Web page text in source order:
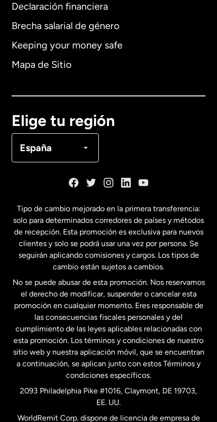
Declaración financiera
Brecha salarial de género
Keeping your money safe
Mapa de Sitio
Elige tu región
España
Alemania
Français
Estados Unidos English
Estados Unidos Español
Francia
Malasia
Nueva Zelanda
Países Bajos
Tipo de cambio mejorado en la primera transferencia:
solo para determinados corredores de países y métodos
de recepción. Esta promoción es exclusiva para nuevos
clientes y solo se podrá usar una vez por persona. Se
seguirán aplicando comisiones y cargos. Los tipos de
cambio están sujetos a cambios.
No se puede abusar de esta promoción. Nos reservamos
el derecho de modificar, suspender o cancelar esta
promoción en cualquier momento. Eres responsable de
las consecuencias fiscales personales y del
cumplimiento de las leyes aplicables relacionadas con
esta promoción. Los términos y condiciones de nuestro
sitio web y nuestra aplicación móvil, que se encuentran
a continuación, se aplican junto con estos Términos y
condiciones específicos.
2093 Philadelphia Pike #1016, Claymont, DE 19703,
EE. UU.
WorldRemit Corp. dispone de licencia de empresa de